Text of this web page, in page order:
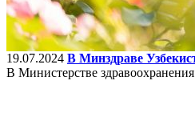
19.07.2024 В Минздраве
В Министерстве